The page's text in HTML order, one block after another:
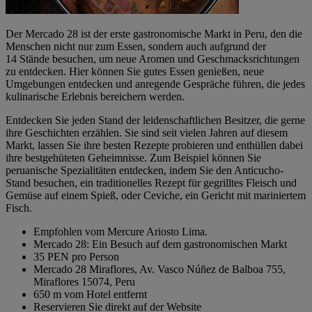
Der Mercado 28 ist der erste gastronomische Markt in Peru, den die
Menschen nicht nur zum Essen, sondern auch aufgrund der
14 Stände besuchen, um neue Aromen und Geschmacksrichtungen
zu entdecken. Hier können Sie gutes Essen genießen, neue
Umgebungen entdecken und anregende Gespräche führen, die jedes
kulinarische Erlebnis bereichern werden.
Entdecken Sie jeden Stand der leidenschaftlichen Besitzer, die gerne
ihre Geschichten erzählen. Sie sind seit vielen Jahren auf diesem
Markt, lassen Sie ihre besten Rezepte probieren und enthüllen dabei
ihre bestgehüteten Geheimnisse. Zum Beispiel können Sie
peruanische Spezialitäten entdecken, indem Sie den Anticucho-
Stand besuchen, ein traditionelles Rezept für gegrilltes Fleisch und
Gemüse auf einem Spieß, oder Ceviche, ein Gericht mit mariniertem
Fisch.
Empfohlen vom Mercure Ariosto Lima.
Mercado 28: Ein Besuch auf dem gastronomischen Markt
35 PEN pro Person
Mercado 28 Miraflores, Av. Vasco Núñez de Balboa 755,
Miraflores 15074, Peru
650 m vom Hotel entfernt
Reservieren Sie direkt auf der Website